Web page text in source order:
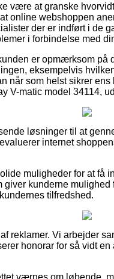
være at granske
online webshoppen
der er indført i de
i forbindelse med
er opmærksom på
eksempelvis
når som helst sikrer
V-matic model 34114,
løsninger til at
internet
muligheder for at få
giver kunderne
tilfredshed.
reklamer. Vi arbejder
honorar for så vidt
værnes om løbende,